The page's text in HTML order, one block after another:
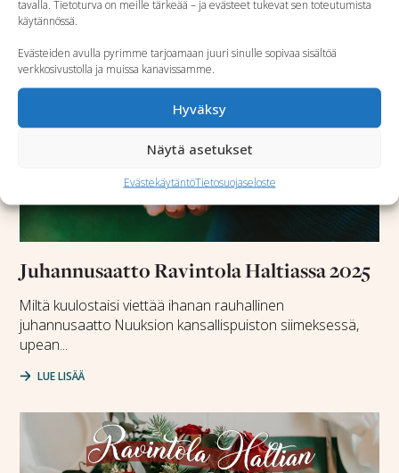
tavalla. Tietoturva on meille tärkeää – ja evästeet tukevat sen toteutumista
käytännössä.
Evästeiden avulla pyrimme tarjoamaan juuri sinulle sopivaa sisältöä
verkkosivustolla ja muissa kanavissamme.
Hyväksy
Näytä asetukset
EvästekäytäntöTietosuojaseloste
Juhannusaatto Ravintola Haltiassa 2025
Miltä kuulostaisi viettää ihanan rauhallinen
juhannusaatto Nuuksion kansallispuiston siimeksessä,
upean...
LUE LISÄÄ